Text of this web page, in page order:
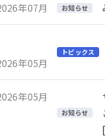
年07月 お知らせ
年05月
トピックス
年05月
お知らせ